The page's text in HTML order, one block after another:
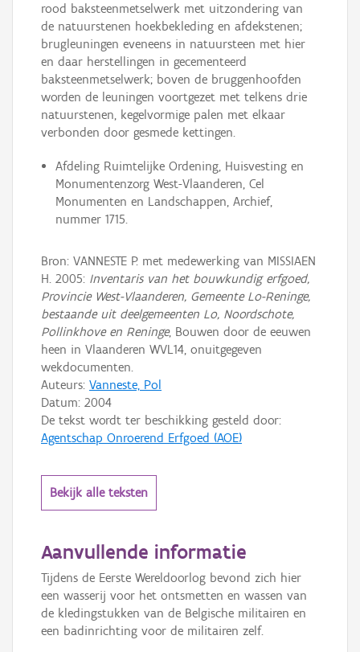
rood baksteenmetselwerk met uitzondering van
de natuurstenen hoekbekleding en afdekstenen;
brugleuningen eveneens in natuursteen met hier
en daar herstellingen in gecementeerd
baksteenmetselwerk; boven de bruggenhoofden
worden de leuningen voortgezet met telkens drie
natuurstenen, kegelvormige palen met elkaar
verbonden door gesmede kettingen.
Afdeling Ruimtelijke Ordening, Huisvesting en
Monumentenzorg West-Vlaanderen, Cel
Monumenten en Landschappen, Archief,
nummer 1715.
Bron: VANNESTE P. met medewerking van MISSIAEN
H. 2005: Inventaris van het bouwkundig erfgoed,
Provincie West-Vlaanderen, Gemeente Lo-Reninge,
bestaande uit deelgemeenten Lo, Noordschote,
Pollinkhove en Reninge, Bouwen door de eeuwen
heen in Vlaanderen WVL14, onuitgegeven
wekdocumenten.
Auteurs: Vanneste, Pol
Datum: 2004
De tekst wordt ter beschikking gesteld door:
Agentschap Onroerend Erfgoed (AOE)
Bekijk alle teksten
Aanvullende informatie
Tijdens de Eerste Wereldoorlog bevond zich hier
een wasserij voor het ontsmetten en wassen van
de kledingstukken van de Belgische militairen en
een badinrichting voor de militairen zelf.